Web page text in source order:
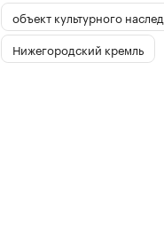
объект культурного
Нижегородский кремль